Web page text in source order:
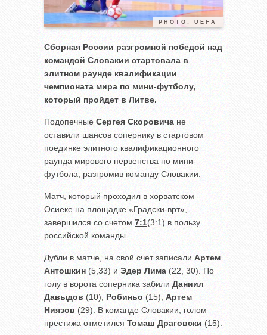
PHOTO: UEFA
Сборная России разгромной победой над
командой Словакии стартовала в
элитном раунде квалификации
чемпионата мира по мини-футболу,
который пройдет в Литве.
Подопечные Сергея Скоровича не
оставили шансов сопернику в стартовом
поединке элитного квалификационного
раунда мирового первенства по мини-
футбола, разгромив команду Словакии.
Матч, который проходил в хорватском
Осиеке на площадке «Градски-врт»,
завершился со счетом 7:1(3:1) в пользу
российской команды.
Дубли в матче, на свой счет записали Артем
Антошкин (5,33) и Эдер Лима (22, 30). По
голу в ворота соперника забили Даниил
Давыдов (10), Робиньо (15), Артем
Ниязов (29). В команде Словакии, голом
престижа отметился Томаш Драговски (15).